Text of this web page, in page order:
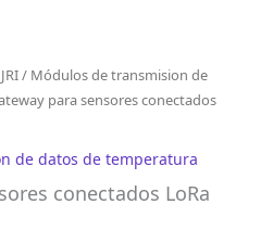
JRI/ Módulos de transmision de
para sensores conectados
de datos de temperatura
conectados LoRa